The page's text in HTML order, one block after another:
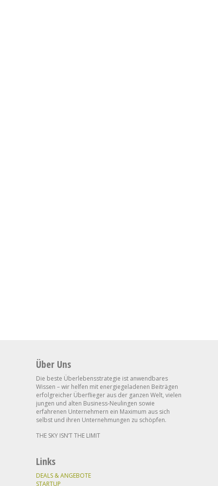
Über Uns
Die beste Überlebensstrategie ist anwendbares
Wissen – wir helfen mit energiegeladenen Beiträgen
erfolgreicher Überflieger aus der ganzen Welt, vielen
jungen und alten Business-Neulingen sowie
erfahrenen Unternehmern ein Maximum aus sich
selbst und ihren Unternehmungen zu schöpfen.
THE SKY ISN’T THE LIMIT
Links
DEALS & ANGEBOTE
STARTUP